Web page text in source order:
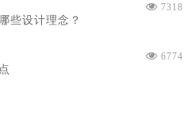
7318
些设计理念？
6774